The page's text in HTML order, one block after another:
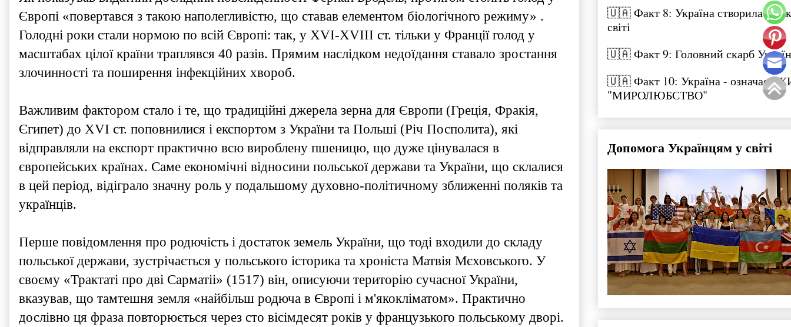
Європі «повертався з такою наполегливістю, що ставав елементом біологічного режиму» .
Голодні роки стали нормою по всій Європі: так, у XVI-XVIII ст. тільки у Франції голод у
масштабах цілої країни траплявся 40 разів. Прямим наслідком недоїдання ставало зростання
злочинності та поширення інфекційних хвороб.
Важливим фактором стало і те, що традиційні джерела зерна для Європи (Греція, Фракія,
Єгипет) до XVI ст. поповнилися і експортом з України та Польші (Річ Посполита), які
відправляли на експорт практично всю вироблену пшеницю, що дуже цінувалася в
європейських країнах. Саме економічні відносини польської держави та України, що склалися
в цей період, відіграло значну роль у подальшому духовно-політичному зближенні поляків та
українців.
Перше повідомлення про родючість і достаток земель України, що тоді входили до складу
польської держави, зустрічається у польського історика та хроніста Матвія Мєховського. У
своєму «Трактаті про дві Сарматіі» (1517) він, описуючи територію сучасної України,
вказував, що тамтешня земля «найбільш родюча в Європі і м'якокліматом». Практично
дослівно ця фраза повторюється через сто вісімдесят років у французького польському дворі.
🇺🇦 Факт 8: Україна створила
світі
🇺🇦 Факт 9: Головний скарб
🇺🇦 Факт 10: Україна - означає
"МИРОЛЮБСТВО"
Допомога Українцям у світі